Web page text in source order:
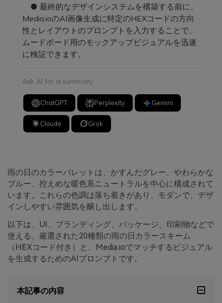
● 最終的なデザインシステムを構築する前に、
Media.ioのAI画像生成に特定のHEXコードの方向
性とレイアウトのプロンプトを入力することで、
ムードボード用のモックアップビジュアルを迅速
に検証できます。
Ask AI for a summary
ChatGPT Perplexity Gemini
Claude Grok
雨の日のカラーパレットは、かすんだグレー、やわらかな
ブルー、控えめな暖色系ニュートラルを中心に構成されて
います。これらの色調は落ち着きがあり、モダンで、デザ
インしやすい雰囲気を醸し出します。
以下は、UI、ブランディング、パッケージ、印刷物などで
使える、厳選された20種類の雨の日カラースキーム
（HEXコード付き）と、Media.ioでマッチするビジュアル
を生成するためのAIプロンプトです。
本記事の内容